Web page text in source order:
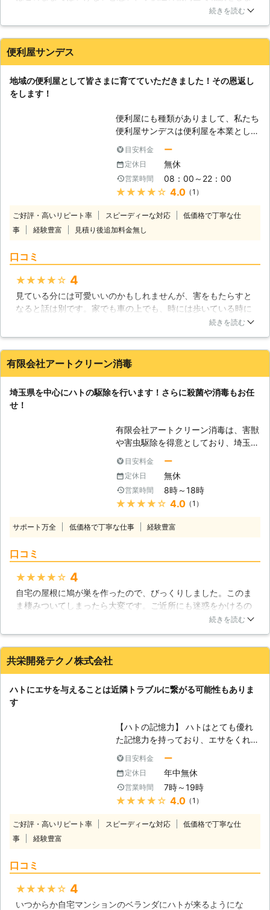
も、悪い印象を与えてしまうのは時間
の問題です。 【ハトを寄せ付けない
ことを誓います】 当社「株式会社ラ
クといった施工をいたします。どれも
一般の方で行われることの多い施工で
のようにハト駆除に精通した業者に任
せるのがもっともスピーディな解決方
法です。 どうぞ、ハトに関しては全
て「株式会社ライツ」にお任せくださ
い！
した。その結果、業者に依頼して鳩を追い出す事にしました。
のでお願いしました。業者の方は鳩が嫌がりそうな事をして追
い払ったようです。その後は鳩が落とした糞の除去をしてい
麗な公園に戻りました。鳩駆除をして頂き誠に有難うございま
した。
2016年10月17日
続きを読む
便利屋サンデス
地域の便利屋として皆さまに育てていただきました！その恩返し
をします！
便利屋にも種類がありまして、私たち
便利屋サンデスは便利屋を本業として
屋の看板を掲げている業者は兼業便利
屋であり、私たちとは作業範囲の幅も
全く違うのです。便利屋サンデスは幅
広く皆さまのために作業をすることが
い。地域の便利屋として、皆さまのご
依頼を達成させていただきます。これ
な害獣との闘いという絵が浮かぶかも
しれませんが、一見すると温厚そうな
ハトを駆除するという作業も害獣駆除
をしないといけないほどに厄介な鳥な
のです。この鳥は皆さまの家に居座
てしまいます。家やマンションがハト
です。皆さまの家にハトがやってきた
のでしたら、便利屋サンデスにハト駆
除をご依頼ください。皆さまに広く信
頼される私たちが、皆さまの家からハ
トを追い払ってしまいます。 【常に
勉強です】 ハト駆除も色々な方法が
ありますので、それを学ぶ日々です。
どれが皆さまのご自宅に合う方法なの
も勉強、研究を忘れることはありませ
屋サンデスをよろしくお願いいたしま
す。
目安料金 ー
定休日 無休
営業時間 08：00～22：00
★★★★★ 4.0（1）
ご好評・高いリピート率 スピーディーな対応
低価格で丁寧な仕
事
経験豊富 見積り後追加料金無し
口コミ
★★★★★ 4
見ている分には可愛いいのかもしれませんが、害をもたらすと
なると話は別です。家でも車の上でも、時には歩いている時に
でさえ被害にあう事はあります。自分の場合は鳩の糞です。少
日24時間対応で、調査見積もり無料で施工途中に追加費用の発
生も無く、丁寧に作業してくれます。こちらの質問にも親切に
茨城県
続きを読む
有限会社アートクリーン消毒
埼玉県を中心にハトの駆除を行います！さらに殺菌や消毒もお任
せ！
有限会社アートクリーン消毒は、害獣
や害虫駆除を得意としており、埼玉県
に関する知識、実績も豊富ですのでご
安心ください。個人宅以外にも、飲食
店なども対象にご依頼を承っておりま
す。皆様が快適で安心できる環境にす
【さまざまな業務に対応】 弊社で
なままです。ハトの糞には菌が潜んで
いる恐れがありますし、羽にはダニな
どが付着しているかもしれません。特
に、免疫力が弱い高齢者、小さいお子
様がいらっしゃるご家庭では要注意で
をあげるのは迷惑行為？】 公園など
でハトにエサをあげている人を見かけ
として注意書きをしていることがあり
ます。ハトが集まることで、周辺の住
宅に住み着いてしまうことがあるから
です。また、公共の施設にも住み着い
てしまい、地域の環境が悪くなってし
まいます。地域のためにも、ハトには
エサをあげないようにしましょう。
目安料金 ー
定休日 無休
営業時間 8時～18時
★★★★★ 4.0（1）
サポート万全 低価格で丁寧な仕事 経験豊富
口コミ
★★★★★ 4
自宅の屋根に鳩が巣を作ったので、びっくりしました。このま
ま棲みついてしまったら大変です。ご近所にも迷惑をかけるの
ではないかと、本当に不安になりました。そこで、鳩の駆除を
積を出してもらったのですが、納得できる価格でしたからお願
いしました。その結果、鳩の巣を撤去してもらった上に、寄り
かったです。
続きを読む
共栄開発テクノ株式会社
ハトにエサを与えることは近隣トラブルに繋がる可能性もありま
す
【ハトの記憶力】 ハトはとても優れ
た記憶力を持っており、エサをくれる
ため、一度エサを与えてしまうと何度
も何度もハトがやってくるようになり
ます。その後エサを与えなかったとし
ても住み続けてしまう可能性がありま
サを与えたりしないようにしてくださ
ばそれは偵察に来ているのかもしれま
目安料金 ー
定休日 年中無休
営業時間 7時～19時
★★★★★ 4.0（1）
ご好評・高いリピート率 スピーディーな対応
低価格で丁寧な仕
事
経験豊富
口コミ
★★★★★ 4
いつからか自宅マンションのベランダにハトが来るようにな